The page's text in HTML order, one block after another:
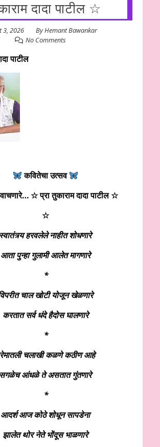
दादा पाटील ☆
3, 2026 ByHemant Bawankar
No Comments
पाटील
कवितेचा उत्सव
… ☆ प्रा तुकाराम दादा पाटील ☆
☆
स्वातंत्र्य हरवलेले नाहीत शोधणारे
आता पुन्हा गुलामी आलेत मागणारे
*
चाल खोटी योजून खेळणारे
करतात सर्व धंदे हैदोस घालणारे
*
चलाखी कळणे कठीण आहे
सगळेच आंधळे ते असतात गुंतणारे
*
आदर्श आज कोठे शोधून सापडेना
झालेत थोर नेते भोंदूस भाळणारे